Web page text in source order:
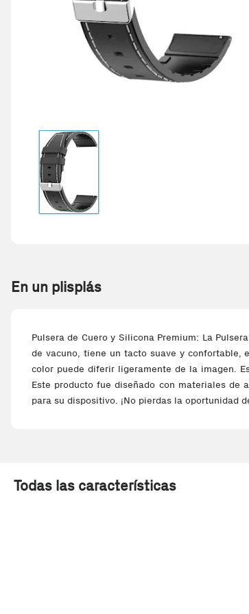
En un plisplás
Pulsera de Cuero y Silicona Premium: La
de vacuno, tiene un tacto suave y confortable,
color puede diferir ligeramente de la imagen.
Este producto fue diseñado con materiales de
para su dispositivo. ¡No pierdas la oportunidad
Todas las características